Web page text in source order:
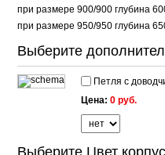
при размере 900/900 глубина
при размере 950/950 глубина
Выберите
Петля с
Цена: 0 руб.
Выберите Цвет